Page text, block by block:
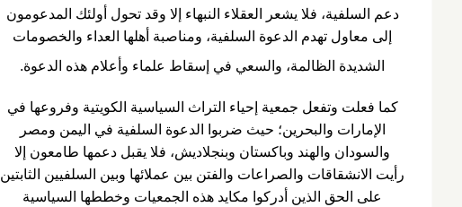
دعم السلفية، فلا يشعر العقلاء النبهاء إلا وقد تحول أولئك المدعومون
إلى معاول تهدم الدعوة السلفية، ومناصبة أهلها العداء والخصومات
الشديدة الظالمة، والسعي في إسقاط علماء وأعلام هذه الدعوة.
كما فعلت وتفعل جمعية إحياء التراث السياسية الكويتية وفروعها في
الإمارات والبحرين؛ حيث ضربوا الدعوة السلفية في اليمن ومصر
والسودان والهند وباكستان وبنجلاديش، فلا يقبل دعمها طامعون إلا
رأيت الانشقاقات والصراعات والفتن بين عملائها وبين السلفيين الثابتين
على الحق الذين أدركوا مكايد هذه الجمعيات وخططها السياسية